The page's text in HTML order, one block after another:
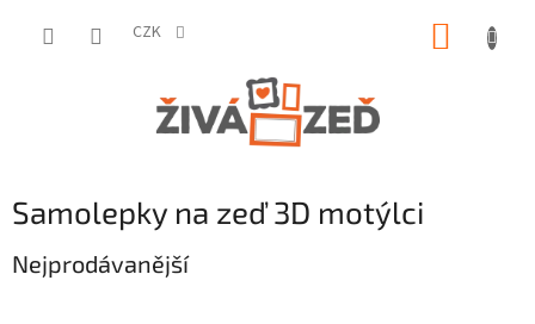
CZK
Samolepky na zeď 3D motýlci
Nejprodávanější